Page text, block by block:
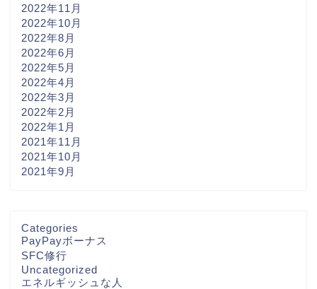
2022年11月
2022年10月
2022年8月
2022年6月
2022年5月
2022年4月
2022年3月
2022年2月
2022年1月
2021年11月
2021年10月
2021年9月
Categories
PayPayボーナス
SFC修行
Uncategorized
エネルギッシュな人